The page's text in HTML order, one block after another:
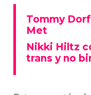
Tommy
Met
Nikki Hiltz